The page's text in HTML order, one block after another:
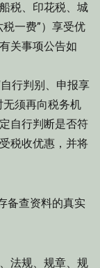
税、印花税、城
一费”）享受优
关事项公告如
行判别、申报享
无须再向税务机
自行判断是否符
税收优惠，并将
备查资料的真实
法规、规章、规